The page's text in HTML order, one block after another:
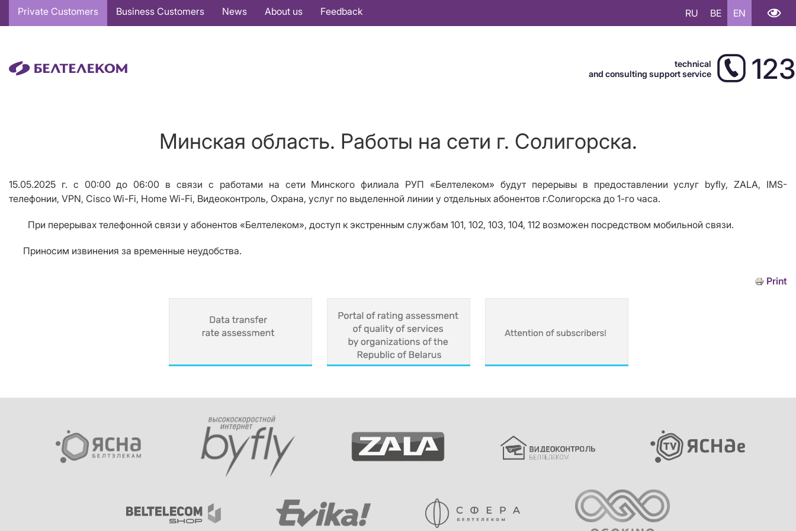
Основная
навигация
Private Customers Business Customers News About us Feedback RU BE EN
technical
and consulting support service
123
Минская область. Работы на сети г. Солигорска.
15.05.2025 г. с 00:00 до 06:00 в связи с работами на сети Минского филиала РУП «Белтелеком» будут перерывы в предоставлении услуг byfly, ZALA, IMS-
телефонии, VPN, Cisco Wi-Fi, Home Wi-Fi, Видеоконтроль, Охрана, услуг по выделенной линии у отдельных абонентов г.Солигорска до 1-го часа.
При перерывах телефонной связи у абонентов «Белтелеком», доступ к экстренным службам 101, 102, 103, 104, 112 возможен посредством мобильной связи.
Приносим извинения за временные неудобства.
Print